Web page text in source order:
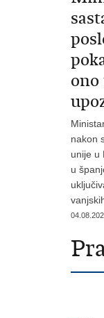
ono
nakon
unije u
u